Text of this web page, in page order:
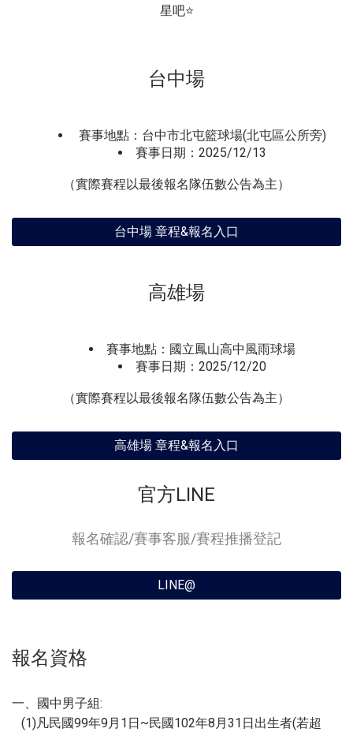
星吧⭐
台中場
賽事地點：台中市北屯籃球場(北屯區公所旁)
賽事日期：2025/12/13
（實際賽程以最後報名隊伍數公告為主）
台中場 章程&報名入口
高雄場
賽事地點：國立鳳山高中風雨球場
賽事日期：2025/12/20
（實際賽程以最後報名隊伍數公告為主）
高雄場 章程&報名入口
官方LINE
報名確認/賽事客服/賽程推播登記
LINE@
報名資格
一、國中男子組:
(1)凡民國99年9月1日~民國102年8月31日出生者(若超